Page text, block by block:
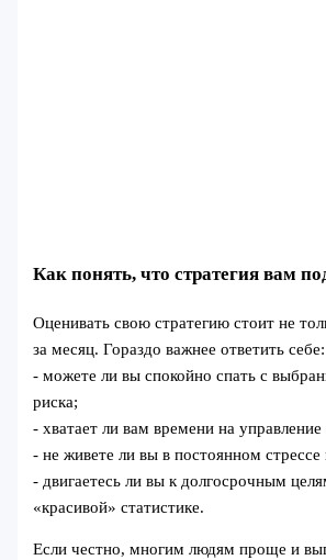
Как понять, что стратегия вам
Оценивать свою стратегию стоит не
за месяц. Гораздо важнее ответить себе:
- можете ли вы спокойно спать с
риска;
- хватает ли вам времени на
- не живете ли вы в постоянном стрессе
- двигаетесь ли вы к долгосрочным
«красивой» статистике.
Если честно, многим людям проще и